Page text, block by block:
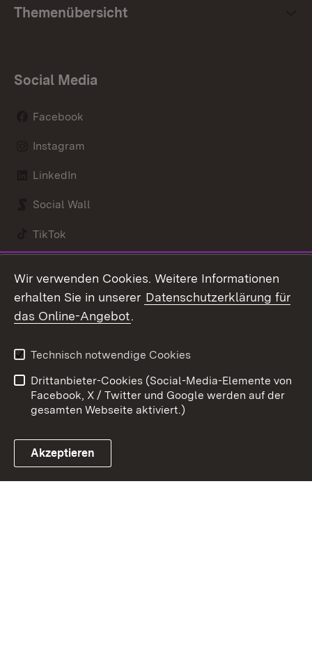
Themenübersicht
Social Media
Facebook
Instagram
LinkedIn
Social Wall
TikTok
Link zum Landesportal
Kontakt
Barrierefreiheit
Impressum
Cookies
Wir verwenden Cookies. Weitere Informationen
erhalten Sie in unserer Datenschutzerklärung für
das Online-Angebot.
Technisch notwendige Cookies
Drittanbieter-Cookies (Social-Media-Elemente von
Facebook, X / Twitter und Google werden auf der
gesamten Webseite aktiviert.)
Akzeptieren